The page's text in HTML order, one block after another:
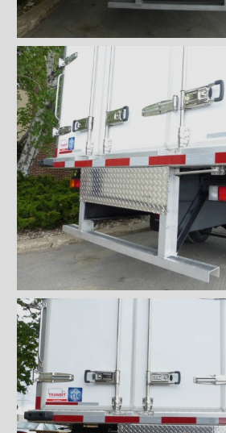
Pare-choc ICC pleine largeur
Pare-chocs marchepied de 8"
en acier antidérpant
Pare-chocs marchepied de
12" en grip strut galvanisé
Pare-chocs marchepied de 7"
en grip strut galvanisé
Pare-chocs marchepied
double en grip strut
Pare-chocs marchepied de
12" en aluminium
Pare-chocs marchepied de
12" en métal déployé
Pare-chocs marchepied
double en métal déployé
Pare-chocs ICC en acier
Pare-chocs ICC en acier
inoxydable